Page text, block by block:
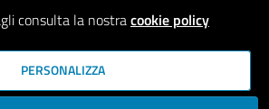
consulta la nostracookie policy
PERSONALIZZA